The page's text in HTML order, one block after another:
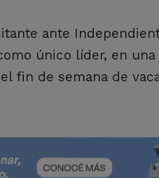
ante
único líder, en
fin de semana de